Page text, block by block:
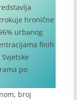
hronične
urbanog
finih
po
broj